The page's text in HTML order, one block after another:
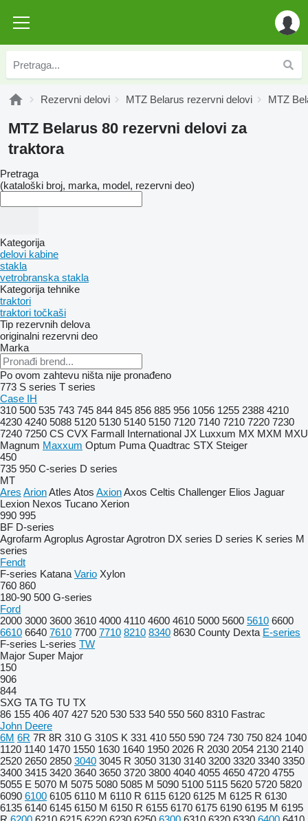
Rezervni delovi MTZ Belarus rezervni delovi MTZ
MTZ Belarus 80 rezervni delovi za
traktora
Pretraga
(kataloški broj, marka, model, rezervni deo)
Kategorija
delovi kabine
stakla
vetrobranska stakla
Kategorija tehnike
traktori
traktori točkaši
Tip rezervnih delova
originalni rezervni deo
Marka
Po ovom zahtevu ništa nije pronađeno
773 S series T series
Case IH
310 500 535 743 745 844 845 856 885 956 1056 1255 2388 4210
4230 4240 5088 5120 5130 5140 5150 7120 7140 7210 7220 7230
7240 7250 CS CVX Farmall International JX Luxxum MX MXM MXU
Magnum Maxxum Optum Puma Quadtrac STX Steiger
450
735 950 C-series D series
MT
Ares ArionAtles Atos AxionAxos Celtis Challenger Elios Jaguar
Lexion Nexos Tucano Xerion
990 995
BF D-series
Agrofarm Agroplus AgrostarAgrotron DX series D series K series M
series
Fendt
F-series Katana Vario Xylon
760 860
180-90 500 G-series
Ford
2000 3000 3600 3610 4000 4110 4600 4610 5000 5600 5610 6600
6610 6640 7610 7700 7710 8210 8340 8630 County Dexta E-series
F-series L-series TW
Major Super Major
150
906
844
SXG TA TG TU TX
86 155 406 407 427 520 530 533 540 550 560 8310 Fastrac
John Deere
6M 6R 7R 8R 310 G 310S K 331 410 550 590 724 730 750 824 1040
1120 1140 1470 1550 1630 1640 1950 2026 R 2030 2054 2130 2140
2520 2650 2850 3040 3045 R 3050 3130 3140 3200 3320 3340 3350
3400 3415 3420 3640 3650 3720 3800 4040 4055 4650 4720 4755
5055 E 5070 M 5075 5080 5085 M 5090 5100 5115 5620 5720 5820
6090 6100 6105 6110 M 6110 R 6115 6120 6125 M 6125 R 6130
6135 6140 6145 6150 M 6150 R 6155 6170 6175 6190 6195 M 6195